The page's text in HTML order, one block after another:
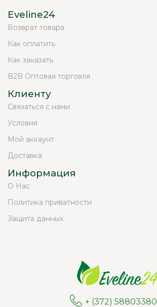
Eveline24
Возврат товара
Как оплатить
Как заказать
B2B Оптовая торговля
Клиенту
Связаться с нами
Условия
Мой аккаунт
Доставка
Информация
О Нас
Политика приватности
Защита данных
+ (372) 58803380